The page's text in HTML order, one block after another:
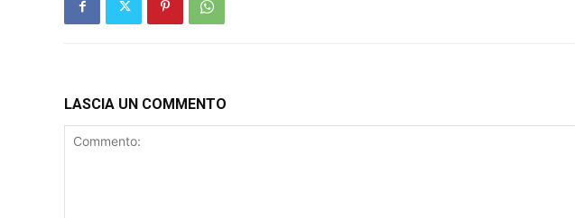
LASCIA UN COMMENTO